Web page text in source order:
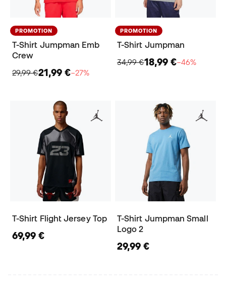
PROMOTION
T-Shirt Jumpman Emb
Crew
29,99 €21,99 €−27%
PROMOTION
T-Shirt Jumpman
34,99 €18,99 €−46%
T-Shirt Flight Jersey Top
69,99 €
T-Shirt Jumpman Small
Logo 2
29,99 €